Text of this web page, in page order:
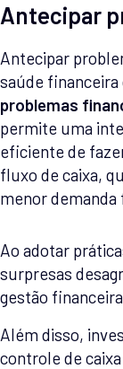
Antecipar
Antecipar
saúde financeira
problemas
permite uma
eficiente de
fluxo de caixa,
menor demanda
Ao adotar
surpresas
gestão
Além disso,
controle de